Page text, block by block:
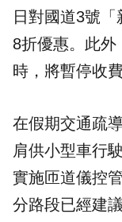
日對國道3號
8折優惠。此
時，將暫停收費
在假期交通疏
肩供小型車行
實施匝道儀控
分路段已經建